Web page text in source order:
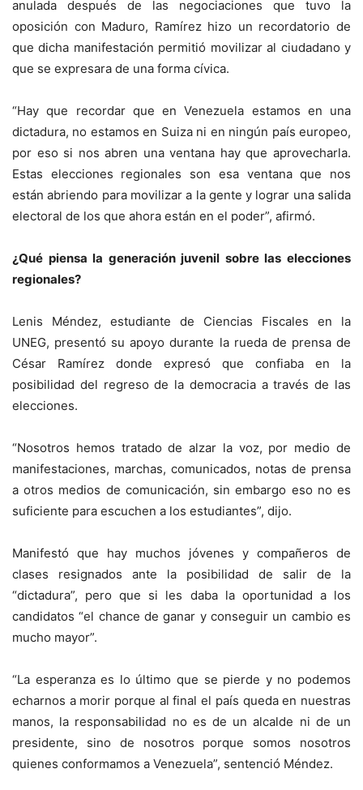
anulada después de las negociaciones que tuvo la
oposición con Maduro, Ramírez hizo un recordatorio de
que dicha manifestación permitió movilizar al ciudadano y
que se expresara de una forma cívica.
“Hay que recordar que en Venezuela estamos en una
dictadura, no estamos en Suiza ni en ningún país europeo,
por eso si nos abren una ventana hay que aprovecharla.
Estas elecciones regionales son esa ventana que nos
están abriendo para movilizar a la gente y lograr una salida
electoral de los que ahora están en el poder”, afirmó.
¿Qué piensa la generación juvenil sobre las elecciones
regionales?
Lenis Méndez, estudiante de Ciencias Fiscales en la
UNEG, presentó su apoyo durante la rueda de prensa de
César Ramírez donde expresó que confiaba en la
posibilidad del regreso de la democracia a través de las
elecciones.
“Nosotros hemos tratado de alzar la voz, por medio de
manifestaciones, marchas, comunicados, notas de prensa
a otros medios de comunicación, sin embargo eso no es
suficiente para escuchen a los estudiantes”, dijo.
Manifestó que hay muchos jóvenes y compañeros de
clases resignados ante la posibilidad de salir de la
“dictadura”, pero que si les daba la oportunidad a los
candidatos “el chance de ganar y conseguir un cambio es
mucho mayor”.
“La esperanza es lo último que se pierde y no podemos
echarnos a morir porque al final el país queda en nuestras
manos, la responsabilidad no es de un alcalde ni de un
presidente, sino de nosotros porque somos nosotros
quienes conformamos a Venezuela”, sentenció Méndez.